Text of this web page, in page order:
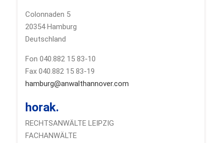
Colonnaden 5
20354 Hamburg
Deutschland
Fon 040.882 15 83-10
Fax 040.882 15 83-19
hamburg@anwalthannover.com
horak.
RECHTSANWÄLTE LEIPZIG
FACHANWÄLTE